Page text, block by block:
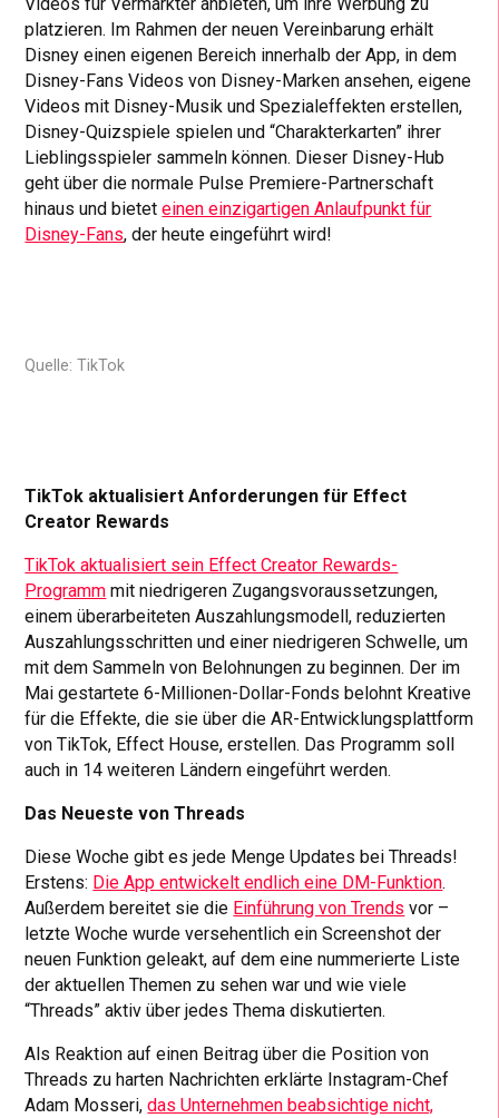
platzieren. Im Rahmen der neuen Vereinbarung erhält
Disney einen eigenen Bereich innerhalb der App, in dem
Disney-Fans Videos von Disney-Marken ansehen, eigene
Videos mit Disney-Musik und Spezialeffekten erstellen,
Disney-Quizspiele spielen und “Charakterkarten” ihrer
Lieblingsspieler sammeln können. Dieser Disney-Hub
geht über die normale Pulse Premiere-Partnerschaft
hinaus und bieteteinen einzigartigen Anlaufpunkt für
Disney-Fans, der heute eingeführt wird!
Quelle: TikTok
TikTok aktualisiert Anforderungen für Effect
Creator Rewards
TikTok aktualisiert sein Effect Creator Rewards-
Programm mit niedrigeren Zugangsvoraussetzungen,
einem überarbeiteten Auszahlungsmodell, reduzierten
Auszahlungsschritten und einer niedrigeren Schwelle, um
mit dem Sammeln von Belohnungen zu beginnen. Der im
Mai gestartete 6-Millionen-Dollar-Fonds belohnt Kreative
für die Effekte, die sie über die AR-Entwicklungsplattform
von TikTok, Effect House, erstellen. Das Programm soll
auch in 14 weiteren Ländern eingeführt werden.
Das Neueste von Threads
Diese Woche gibt es jede Menge Updates bei Threads!
Erstens: Die App entwickelt endlich eine DM-Funktion.
Außerdem bereitet sie die Einführung von Trends vor –
letzte Woche wurde versehentlich ein Screenshot der
neuen Funktion geleakt, auf dem eine nummerierte Liste
der aktuellen Themen zu sehen war und wie viele
“Threads” aktiv über jedes Thema diskutierten.
Als Reaktion auf einen Beitrag über die Position von
Threads zu harten Nachrichten erklärte Instagram-Chef
Adam Mosseri,das Unternehmen beabsichtige nicht,